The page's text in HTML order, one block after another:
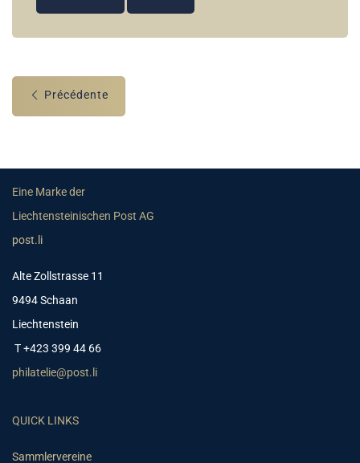
Précédente
Eine Marke der
Liechtensteinischen Post AG
post.li
Alte Zollstrasse 11
9494 Schaan
Liechtenstein
T +423 399 44 66
philatelie@post.li
QUICK LINKS
Sammlervereine